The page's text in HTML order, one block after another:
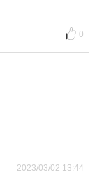
0
2023/03/02 13:44